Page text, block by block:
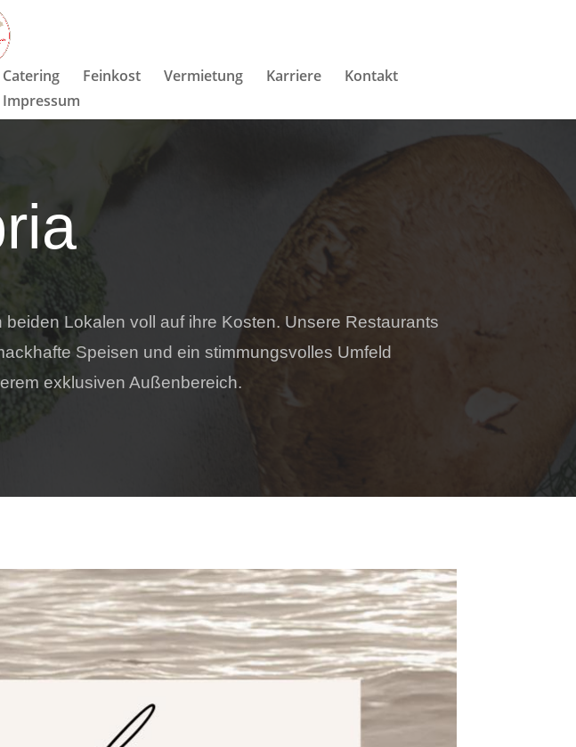
Catering Feinkost Vermietung Karriere
Kontakt
Impressum
Lokalen voll auf ihre Kosten. Unsere Restaurants
Speisen und ein stimmungsvolles Umfeld
exklusiven Außenbereich.